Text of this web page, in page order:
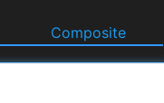
Composite